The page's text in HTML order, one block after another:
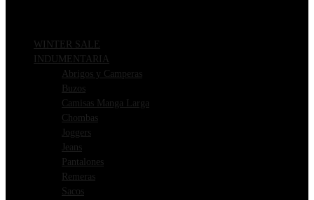
WINTER SALE
INDUMENTARIA
Abrigos y Camperas
Buzos
Camisas Manga Larga
Chombas
Joggers
Jeans
Pantalones
Remeras
Sacos